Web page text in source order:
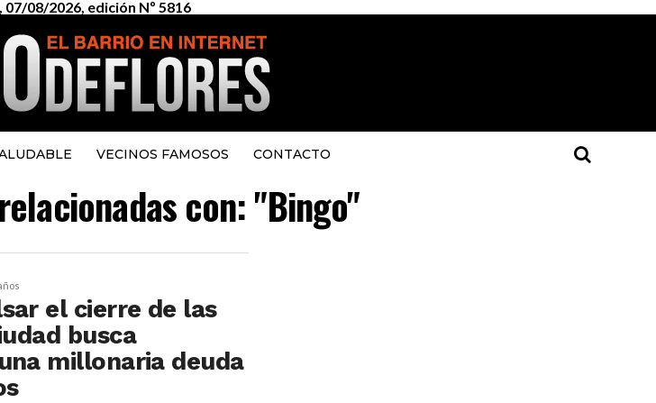
07/08/2026, edición Nº 5816
VECINOS FAMOSOS CONTACTO
con: "Bingo"
el cierre de las
busca
millonaria deuda